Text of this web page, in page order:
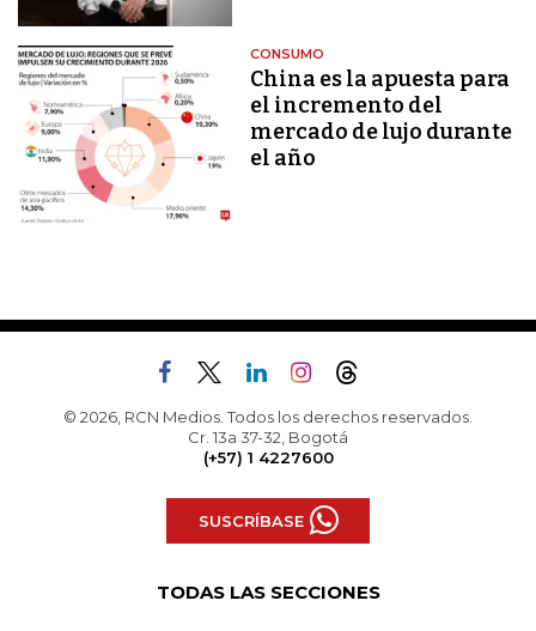
CONSUMO
China es la apuesta para
el incremento del
mercado de lujo durante
el año
© 2026, RCN Medios. Todos los derechos reservados.
Cr. 13a 37-32, Bogotá
(+57) 1 4227600
SUSCRÍBASE
TODAS LAS SECCIONES